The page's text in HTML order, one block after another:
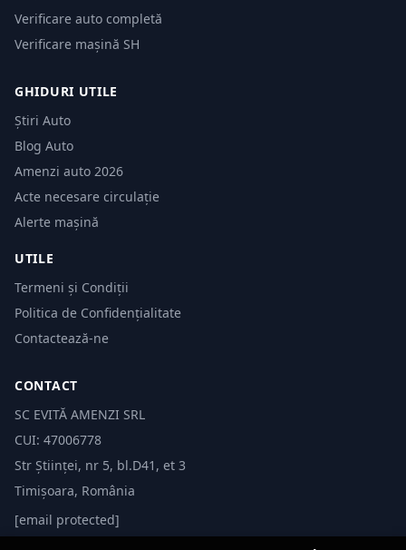
Verificare auto completă
Verificare mașină SH
GHIDURI UTILE
Știri Auto
Blog Auto
Amenzi auto 2026
Acte necesare circulație
Alerte mașină
UTILE
Termeni și Condiții
Politica de Confidențialitate
Contactează-ne
CONTACT
SC EVITĂ AMENZI SRL
CUI: 47006778
Str Științei, nr 5, bl.D41, et 3
Timișoara, România
[email protected]